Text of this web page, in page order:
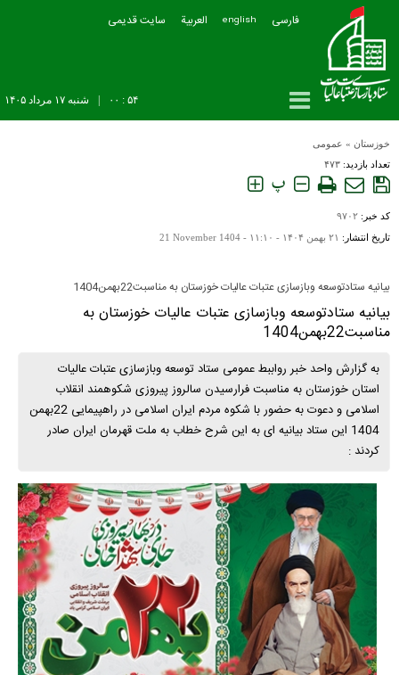
فارسی english العربیة سایت قدیمی
شنبه ۱۷ مرداد ۱۴۰۵ ۵۴ : ۰۰
خوزستان » عمومی
تعداد بازدید: ۴۷۳
پ
کد خبر: ۹۷۰۲
تاریخ انتشار: ۲۱ بهمن ۱۴۰۴ - ۱۱:۱۰ - 21 November 1404
بیانیه ستادتوسعه وبازسازی عتبات عالیات خوزستان به مناسبت22بهمن1404
بیانیه ستادتوسعه وبازسازی عتبات عالیات خوزستان به
مناسبت22بهمن1404
به گزارش واحد خبر رواببط عمومی ستاد توسعه وبازسازی عتبات عالیات
استان خوزستان به مناسبت فرارسیدن سالروز پیروزی شکوهمند انقلاب
اسلامی و دعوت به حضور با شکوه مردم ایران اسلامی در راهپیمایی 22بهمن
1404 این ستاد بیانیه ای به این شرح خطاب به ملت قهرمان ایران صادر
کردند :